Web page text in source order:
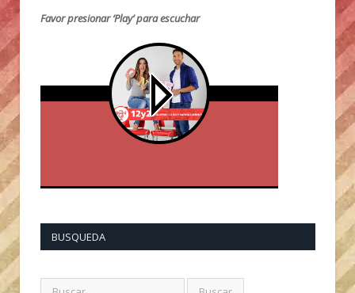
Favor presionar ‘Play’ para escuchar
BUSQUEDA